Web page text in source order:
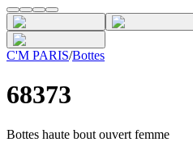
C'M PARIS/Bottes
68373
Bottes haute bout ouvert femme